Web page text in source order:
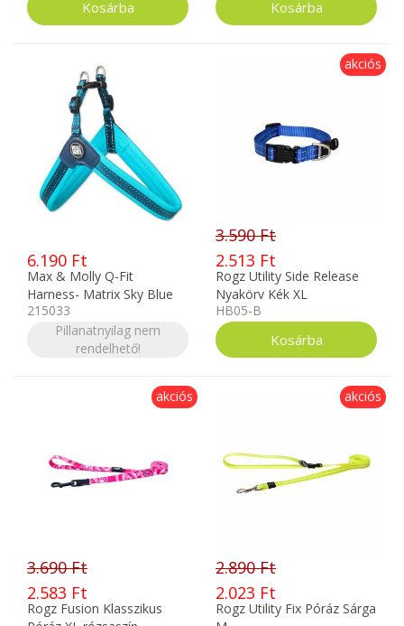
6.190 Ft
Max & Molly Q-Fit
Harness- Matrix Sky Blue
Hám M
215033
Pillanatnyilag nem
rendelhető!
akciós
3.590 Ft
2.513 Ft
Rogz Utility Side Release
Nyakörv Kék XL
HB05-B
akciós
3.690 Ft
2.583 Ft
Rogz Fusion Klasszikus
akciós
2.890 Ft
2.023 Ft
Rogz Utility Fix Póráz Sárga